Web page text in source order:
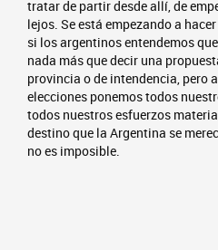
tratar de partir desde allí, de
lejos. Se está empezando a
si los argentinos entendemos
nada más que decir una
provincia o de intendencia, pero
elecciones ponemos todos
todos nuestros esfuerzos
destino que la Argentina se
no es imposible.